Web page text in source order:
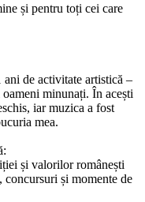
și pentru toți cei care
ani de activitate artistică –
minunați. În acești
iar muzica a fost
mea.
și valorilor românești
concursuri și momente de